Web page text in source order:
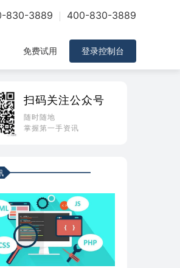
830-3889 400-830-3889
免费试用 登录控制台
扫码关注公众号
随时随地
掌握第一手资讯